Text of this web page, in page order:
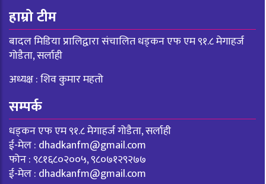
हाम्रो टीम
बादल मिडिया प्रालिद्वारा संचालित धड्कन एफ एम ९१.८ मेगाहर्ज
गोडैता, सर्लाही
अध्यक्ष : शिव कुमार महतो
सम्पर्क
धड्कन एफ एम ९१.८ मेगाहर्ज गोडैता, सर्लाही
ई-मेल : dhadkanfm@gmail.com
फोन : ९८१६८०२००५, ९८०७१२९२७७
ई-मेल : dhadkanfm@gmail.com